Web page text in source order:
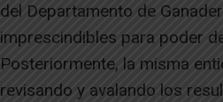
del Departamento de
imprescindibles para poder
Posteriormente, la misma
revisando y avalando los